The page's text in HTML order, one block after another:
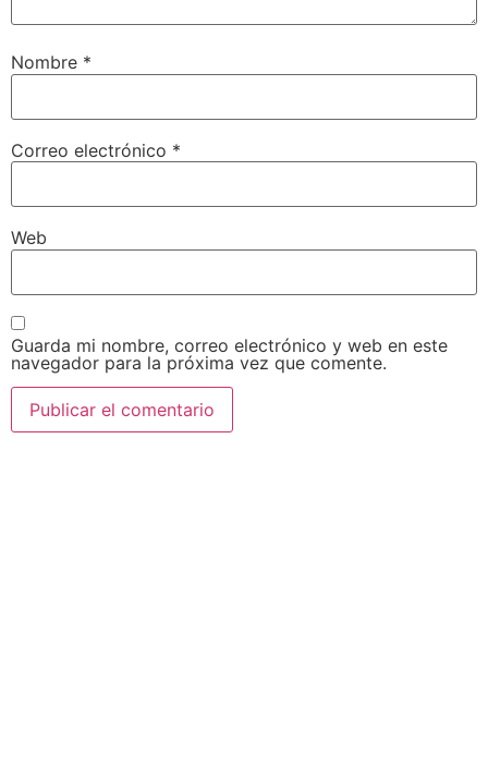
Nombre *
Correo electrónico *
Web
Guarda mi nombre, correo electrónico y web en este
navegador para la próxima vez que comente.